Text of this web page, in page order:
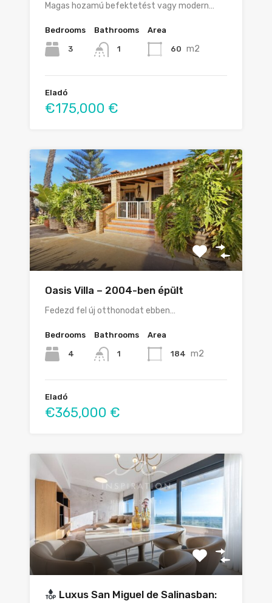
Magas hozamú befektetést vagy modern…
Bedrooms
3
Bathrooms
1
Area
60 m2
Eladó
€175,000 €
Oasis Villa – 2004-ben épült
Fedezd fel új otthonodat ebben…
Bedrooms
4
Bathrooms
1
Area
184 m2
Eladó
€365,000 €
Luxus San Miguel de Salinasban: